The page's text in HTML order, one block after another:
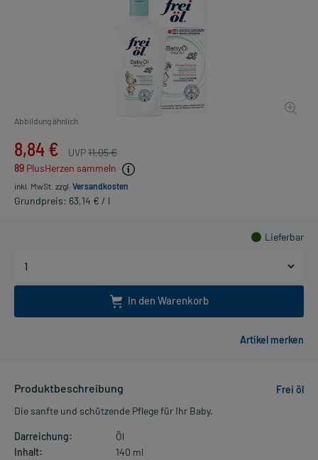
Abbildung ähnlich
8,84 € UVP11,05 €
89 PlusHerzen sammeln
inkl. MwSt. zzgl. Versandkosten
Grundpreis: 63,14 € / l
Lieferbar
In den Warenkorb
Produktbeschreibung
Frei öl
Die sanfte und schützende Pflege für Ihr Baby.
Darreichung:
Öl
Inhalt:
140 ml